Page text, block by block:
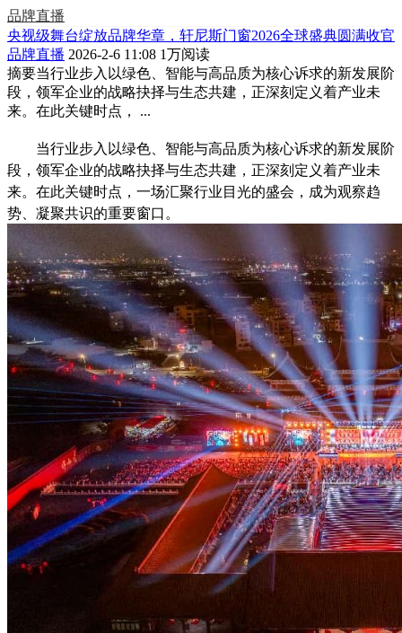
品牌直播
央视级舞台绽放品牌华章，轩尼斯门窗2026全球盛典圆满收官
品牌直播 2026-2-6 11:08 1万阅读
摘要当行业步入以绿色、智能与高品质为核心诉求的新发展阶
段，领军企业的战略抉择与生态共建，正深刻定义着产业未
来。在此关键时点， ...
当行业步入以绿色、智能与高品质为核心诉求的新发展阶
段，领军企业的战略抉择与生态共建，正深刻定义着产业未
来。在此关键时点，一场汇聚行业目光的盛会，成为观察趋
势、凝聚共识的重要窗口。